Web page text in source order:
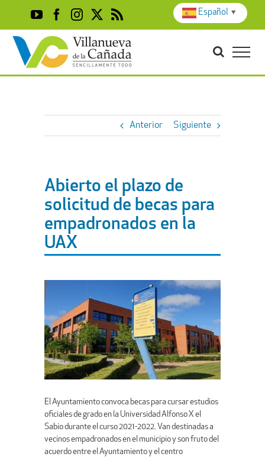
content
YouTubeFacebook
Instagram
X Rss
Anterior Siguiente
Abierto el plazo de
solicitud de becas para
empadronados en la
UAX
El Ayuntamiento convoca becas para cursar estudios
oficiales de grado en la Universidad Alfonso X el
Sabio durante el curso 2021-2022. Van destinadas a
vecinos empadronados en el municipio y son fruto del
acuerdo entre el Ayuntamiento y el centro
Español ▼